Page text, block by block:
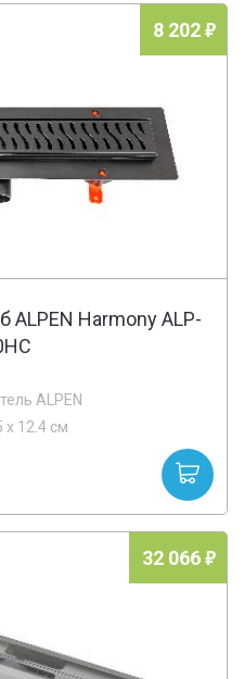
8 202
Harmony ALP-
ALPEN
x 12.4 см
32 066